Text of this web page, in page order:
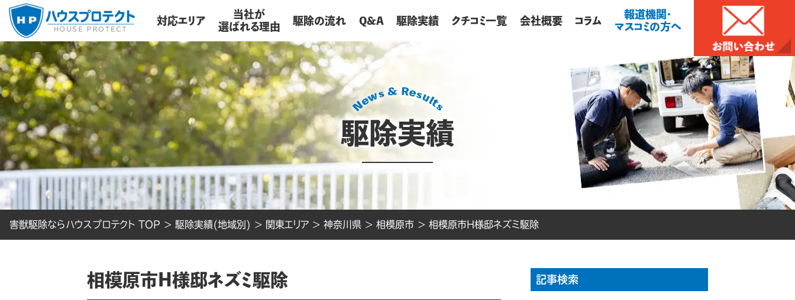
対応エリア
当社が
選ばれる理由
駆除の流れ Q&A 駆除実績 クチコミ一覧 会社概要 コラム
報道機関・
マスコミの方へ
駆除実績
害獣駆除ならハウスプロテクト TOP > 駆除実績(地域別) > 関東エリア > 神奈川県 > 相模原市 > 相模原市H様邸ネズミ駆除
相模原市H様邸ネズミ駆除 記事検索